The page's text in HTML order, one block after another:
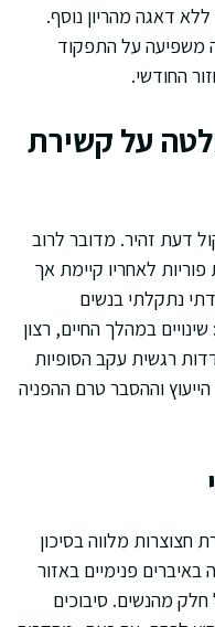
דאגה מהריון נוסף.
משפיעה על התפקוד
החודשי.
על קשירת
דעת זהיר. מדובר לרוב
לאחריו קיימת אך
נתקלתי בנשים
במהלך החיים, רצון
רגשית עקב הסופיות
וההסבר טרם ההפניה
חצוצרות מלווה בסיכון
באיברים פנימיים באזור
חלק מהנשים. סיבוכים